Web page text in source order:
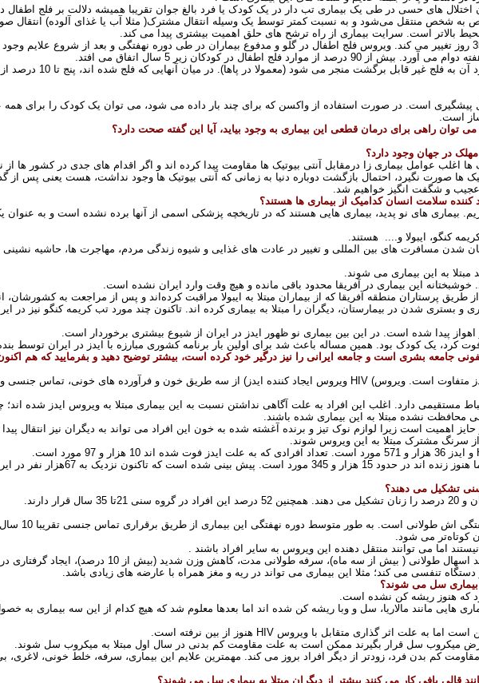
اختلال های حسی در طی یک بیماری تب دار در یک کودک یا فرد بالغ جوان تقریبا همیشه دلالت بر فلج اطفال
به شخص منتقل می‌شود و به نسبت کمتر توسط یک وسیله انتقال مشترک( مثلا آب یا غذای آلوده) انتقال
بالاتر است. سرایت بیماری از راه ترشح های حلق اهمیت بیشتری پیدا می کند.
دوره نهفتگی بیماری 7 تا 14 روز است اما از 3تا 35 روز تغییر می کند. ویروس فلج اطفال در گلو و مدفوع بیماران در طی دوره نهفتگی و بعد از شروع
.
معمولا از هر 200 مورد آلودگی به ویروس یک مورد آن
پیشگیری است. در صورت استفاده از واکسن که برای چند بار داده می شود، می توان یک کودک را برای
ساز است.
توان راهی برای درمان قطعی این بیماری به وجود بیاید، آیا این گفته صحت دارد؟
در جهان وجود دارد؟
اغلب عوامل بیماری زا درمقابل آنتی بیوتیک ها مقاومت پیدا کرده اند و اگر اقدام های جدی در کشور ها
صورت نگیرد، احتمال بازگشت دوباره دنیا به زمانی که آنتی بیوتیک ها وجود نداشت، هست یعنی پس
و شگفت انگیز خواهیم شد.
سلامت انسان کدامیک از بیماری ها هستند؟
بیماری های نو پدید، بیماری هایی هستند که در تاریخچه پزشکی اسمی از آنها برده نشده است و به عنوان
کنگو، ایبولا و.... هستند.
شدن مسافرت های بین المللی و تغییر در عادت های غذایی و شیوه زندگی مردم، مهاجرت ها، حاشیه نشینی
مبتلا به این بیماری می شوند.
خوشبختانه این بیماری در آفریقا محدود باقی مانده و هیچ وقت وارد ایران نشده است.
طریق پرستاران منطقه آفریقا که از بیماران مبتلا به ایبولا مراقبت کرده‌اند و پس از مراجعت به کشورشان،
بستری شدن در بیمارستان، دیگران را مبتلا به بیماری کرده اند. تاکنون چند مورد تب کریمه کنگو نیز در
پیدا شده است. در این بین بیماری نو ظهور ایدز در ایران از شیوع بیشتری برخوردار است.
فوت کرد، یک کودک بود. همین مساله باعث شد برای اولین بار برنامه کشوری مبارزه با ایدز در ایران توسط
جامعه بشری است و جامعه ایرانی را نیز درگیر خود کرده است، بیشتر توضیح دهید و بفرمایید که هم
متفاوت است. ویروسHIV ( ویروس ایجاد کننده ایدز) از سه طریق خون و فرآورده های خونی، تماس جنسی و
مستقیمی دارد. اغلب این افراد به علت آگاهی نداشتن نسبت به این بیماری مبتلا به ویروس ایدز شده
محافظت نشده مبتلا به این بیماری شده باشند.
اهمیت است زیرا لوازم نوک تیز و برنده آغشته شده به خون این افراد می تواند به دیگران نیز انتقال
سرنگ مشترک مبتلا به این ویروس شوند.
و ایدز 36 هزار و 571 مورد است. تعداد افرادی که به علت ایدز فوت شده اند 10 هزار و 97 مورد است
.
تعداد مبتلایانی که وارد مرحله پیشرفته شده اند اما هنوز زنده اند در حدود 15
تشکیل می دهند؟
سنی 21تا 35 سال قرار دارند
.
یکی از خصوصیات بارز ایدز
کوتاه‌تر می شود.
اما می توانند منتقل دهنده این ویروس به سایر افراد باشند .
این ویروس پس از گذشت 10 سال با علایمی مانند اسهال طولانی ( بیش از سه ماه)، سرفه
تنفسی می کند؛ مثلا این بیماری می تواند در ریه و مغز همراه با عارضه های زیادی باشد.
بیماری سل می شوند؟
که هنوز ریشه کن نشده است.
مانند مالاریا، سل و وبا ریشه کن شده اند اما بعدها معلوم شد که هیچ کدام از این سه بیماری به
است اما به علت اثر گذاری متقابل با ویروس HIV هنوز از بین نرفته است.
میکروب سل قرار بگیرند ممکن است به علت مقاومت کم بدنی در سال اول مبتلا به میکروب سل شوند.
کم بدن فرد، زودتر از دیگر افراد بروز می کند. مهمترین علایم این بیماری، سرفه، خلط خونی، لاغری،
قالی بافی کار می کنند بیشتر از دیگران مبتلا به بیماری سل می شوند؟